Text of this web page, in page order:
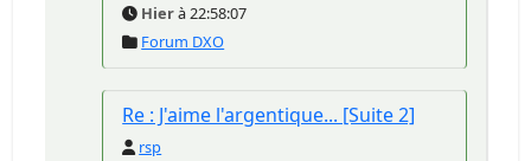
Hierà 22:58:07
Forum DXO
Re : J'aime l'argentique... [Suite 2]
rsp